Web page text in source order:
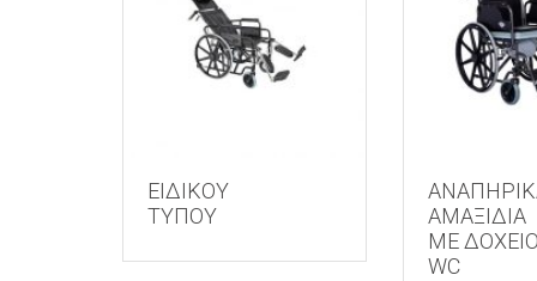
ΕΙΔΙΚΟΥ
ΤΥΠΟΥ
ΑΜΑΞΙΔΙΑ
ΜΕ ΔΟΧΕΙΟ
WC